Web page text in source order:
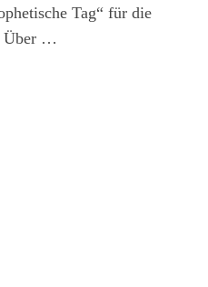
Tag“ für die
Über …